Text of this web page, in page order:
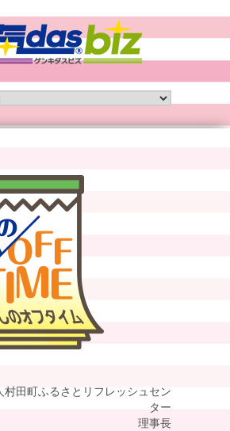
村田町ふるさとリフレッシュセン
ター
理事長